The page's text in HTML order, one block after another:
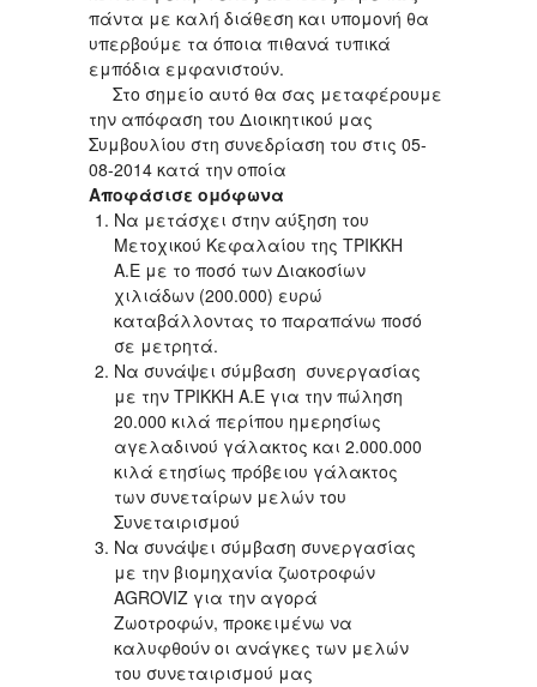
πάντα με καλή διάθεση και υπομονή θα
υπερβούμε τα όποια πιθανά τυπικά
εμπόδια εμφανιστούν.
Στο σημείο αυτό θα σας μεταφέρουμε
την απόφαση του Διοικητικού μας
Συμβουλίου στη συνεδρίαση του στις 05-
08-2014 κατά την οποία
Αποφάσισε ομόφωνα
Να μετάσχει στην αύξηση του
Μετοχικού Κεφαλαίου της ΤΡΙΚΚΗ
Α.Ε με το ποσό των Διακοσίων
χιλιάδων (200.000) ευρώ
καταβάλλοντας το παραπάνω ποσό
σε μετρητά.
Να συνάψει σύμβαση συνεργασίας
με την ΤΡΙΚΚΗ Α.Ε για την πώληση
20.000 κιλά περίπου ημερησίως
αγελαδινού γάλακτος και 2.000.000
κιλά ετησίως πρόβειου γάλακτος
των συνεταίρων μελών του
Συνεταιρισμού
Να συνάψει σύμβαση συνεργασίας
με την βιομηχανία ζωοτροφών
AGROVIZ για την αγορά
Ζωοτροφών, προκειμένω να
καλυφθούν οι ανάγκες των μελών
του συνεταιρισμού μας